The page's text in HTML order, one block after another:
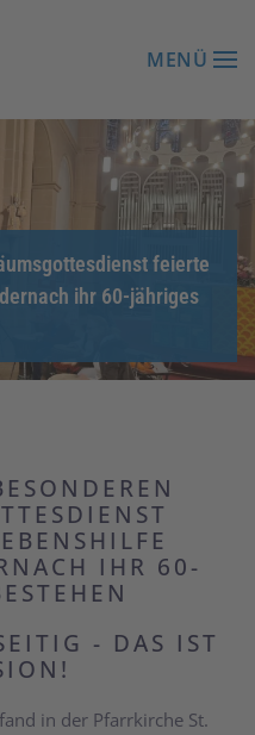
MENÜ
feierte
ihr 60-jähriges
IHR 60-
- DAS IST
in der Pfarrkirche St.